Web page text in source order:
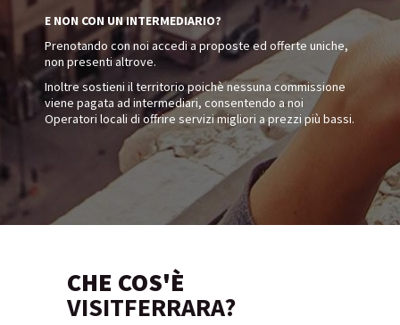
E NON CON UN INTERMEDIARIO?
Prenotando con noi accedi a proposte ed offerte uniche,
non presenti altrove.
Inoltre sostieni il territorio poichè nessuna commissione
viene pagata ad intermediari, consentendo a noi
Operatori locali di offrire servizi migliori a prezzi più bassi.
CHE COS'È
VISITFERRARA?